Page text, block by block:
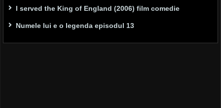
I served the King of England (2006) film comedie
Numele lui e o legenda episodul 13